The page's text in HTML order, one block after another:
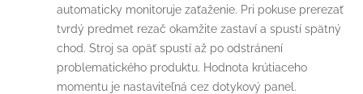
automaticky monitoruje zaťaženie. Pri pokuse prerezať
tvrdý predmet rezač okamžite zastaví a spustí spätný
chod. Stroj sa opäť spustí až po odstránení
problematického produktu. Hodnota krútiaceho
momentu je nastaviteľná cez dotykový panel.